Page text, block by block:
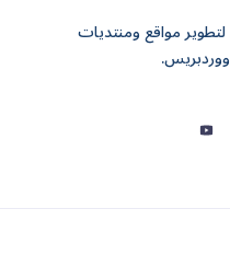
مواقع ومنتديات